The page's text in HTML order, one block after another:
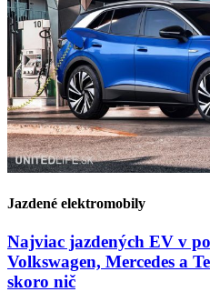
Jazdené elektromobily
Najviac jazdených EV v
Volkswagen, Mercedes a
skoro nič